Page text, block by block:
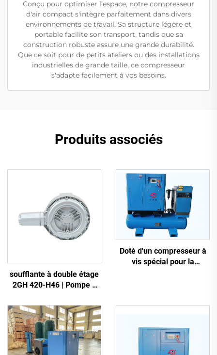
Conçu pour optimiser l'espace, notre compresseur
d'air compact s'intègre parfaitement dans divers
environnements de travail. Sa structure légère et
portable facilite son transport, tandis que sa
construction robuste assure une grande durabilité.
Que ce soit pour de petits ateliers ou des installations
industrielles de grande taille, ce compresseur
s'adapte facilement à vos besoins.
Produits associés
soufflante à double étage
2GH 420-H46 | Pompe à
triphasée
Doté d'un compresseur à
vis spécial pour la